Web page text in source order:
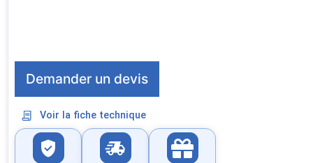
Demander un devis
Voir la fiche technique